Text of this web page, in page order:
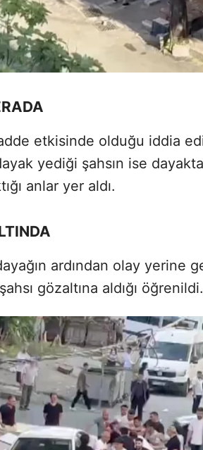
etkisinde olduğu iddia
yediği şahsın ise
anlar yer aldı.
ardından olay yerine
gözaltına aldığı öğrenildi.